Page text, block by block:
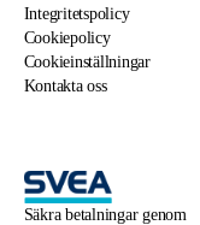
Integritetspolicy
Cookiepolicy
Cookieinställningar
Kontakta oss
Säkra betalningar genom